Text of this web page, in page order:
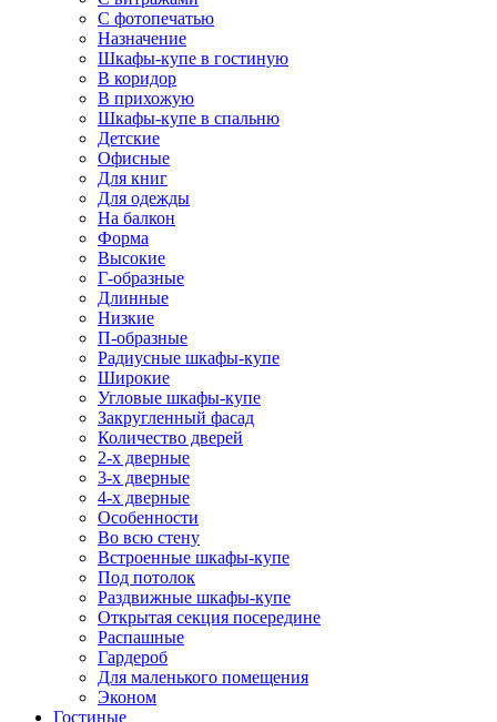
С фотопечатью
Назначение
Шкафы-купе в гостиную
В коридор
В прихожую
Шкафы-купе в спальню
Детские
Офисные
Для книг
Для одежды
На балкон
Форма
Высокие
Г-образные
Длинные
Низкие
П-образные
Радиусные шкафы-купе
Широкие
Угловые шкафы-купе
Закругленный фасад
Количество дверей
2-х дверные
3-х дверные
4-х дверные
Особенности
Во всю стену
Встроенные шкафы-купе
Под потолок
Раздвижные шкафы-купе
Открытая секция посередине
Распашные
Гардероб
Для маленького помещения
Эконом
Гостиные